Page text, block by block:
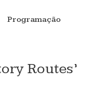
Programação
Routes’